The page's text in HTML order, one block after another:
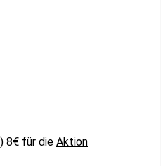
8€ für die Aktion